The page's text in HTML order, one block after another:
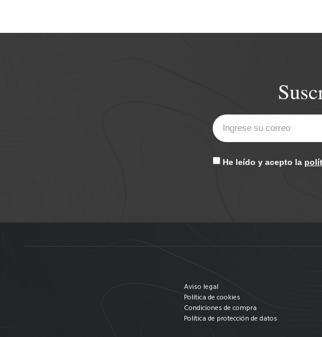
He leído y acepto la
Aviso legal
Política de cookies
Condiciones de compra
Política de protección de datos